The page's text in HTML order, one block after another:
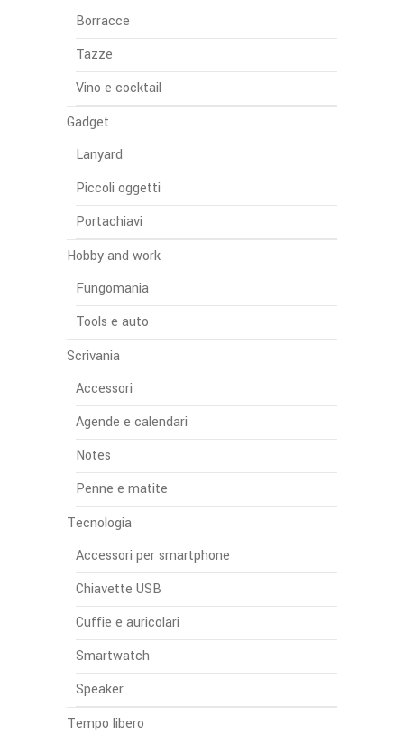
Borracce
Tazze
Vino e cocktail
Gadget
Lanyard
Piccoli oggetti
Portachiavi
Hobby and work
Fungomania
Tools e auto
Scrivania
Accessori
Agende e calendari
Notes
Penne e matite
Tecnologia
Accessori per smartphone
Chiavette USB
Cuffie e auricolari
Smartwatch
Speaker
Tempo libero